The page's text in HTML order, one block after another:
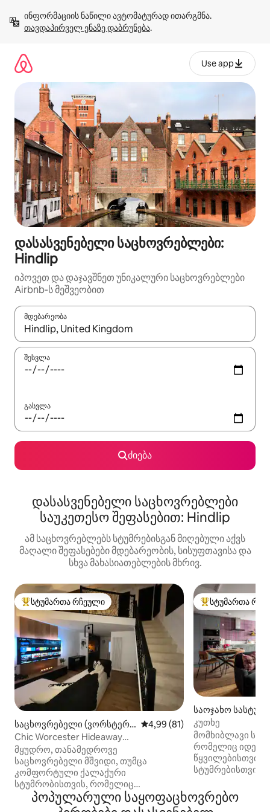
გადასვლა
თავდაპირველ ენაზე დაბრუნება.
Use app
დასასვენებელი საცხოვრებლები:
Hindlip
იპოვეთ და დაჯავშნეთ უნიკალური საცხოვრებლები
Airbnb-ს მეშვეობით
მდებარეობა
როცა შედეგები ხელმისაწვდომი გახდება, ნავიგაციისთვის
შესვლა
გასვლა
ძიება
დასასვენებელი საცხოვრებლები
საუკეთესო შეფასებით: Hindlip
ამ საცხოვრებლებს სტუმრებისგან მიღებული აქვს
მაღალი შეფასებები მდებარეობის, სისუფთავისა და
სხვა მახასიათებლების მხრივ.
სტუმართა რჩეული მოწინავე ვარიანტი
სტუმართა რჩეული
საცხოვრებელი (ვორსტერ
ი)
საშუალო შეფასებაა 5‑დან
4,99 (81)
Chic Worcester Hideaway
სპორტდარბაზთან ერთად
მყუდრო, თანამედროვე
საცხოვრებელი მშვიდი, თუმცა
კომფორტული ქალაქური
სტუმრობისთვის, რომელიც
შესაფერისია ყველა ზრდასრული
ადამიანისთვის — ფიტნესის
სტუმართა
სტუმართა
საოჯახო
shire)
კუთხე
მომხიბლავი
რომელიც
სტუმრებისთვის
დროის
სრულიად
პოპულარული საყოფაცხოვრებო